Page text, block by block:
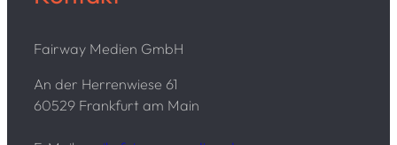
Fairway Medien GmbH
An der Herrenwiese 61
60529 Frankfurt am Main